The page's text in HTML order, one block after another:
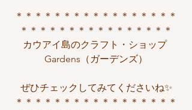
＊＊＊＊＊＊＊＊＊＊＊＊＊＊＊＊＊
＊＊＊＊＊＊＊＊＊＊＊＊＊＊＊＊
カウアイ島のクラフト・ショップ
Gardens（ガーデンズ）
ぜひチェックしてみてくださいね✨
＊＊＊＊＊＊＊＊＊＊＊＊＊＊＊＊＊